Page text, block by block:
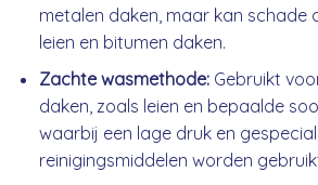
metalen daken, maar kan schade
leien en bitumen daken.
Zachte wasmethode:Gebruikt
daken, zoals leien en bepaalde
waarbij een lage druk en
reinigingsmiddelen worden